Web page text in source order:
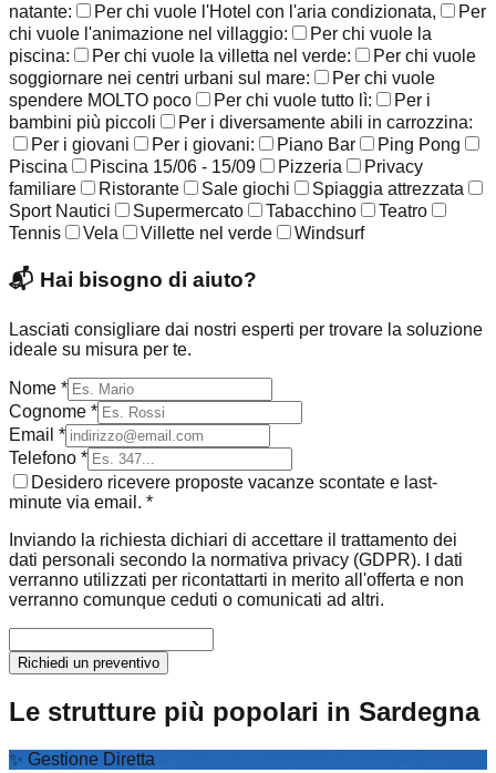
natante:
Per chi vuole l'Hotel con l'aria condizionata,
Per
chi vuole l'animazione nel villaggio:
Per chi vuole la
piscina:
Per chi vuole la villetta nel verde:
Per chi vuole
soggiornare nei centri urbani sul mare:
Per chi vuole
spendere MOLTO poco
Per chi vuole tutto lì:
Per i
bambini più piccoli
Per i diversamente abili in carrozzina:
Per i giovani
Per i giovani: Piano Bar
Ping Pong
Piscina
Piscina 15/06 - 15/09 Pizzeria
Privacy
familiare
Ristorante Sale giochi
Spiaggia attrezzata
Sport Nautici
Supermercato Tabacchino
Teatro
Tennis
Vela Villette nel verde Windsurf
📬 Hai bisogno di aiuto?
Lasciati consigliare dai nostri esperti per trovare la soluzione
ideale su misura per te.
Nome *
Cognome *
Email *
Telefono *
Desidero ricevere proposte vacanze scontate e last-
minute via email. *
Inviando la richiesta dichiari di accettare il trattamento dei
dati personali secondo la normativa privacy (GDPR). I dati
verranno utilizzati per ricontattarti in merito all'offerta e non
verranno comunque ceduti o comunicati ad altri.
Richiedi un preventivo
Le strutture più popolari in Sardegna
✨ Gestione Diretta